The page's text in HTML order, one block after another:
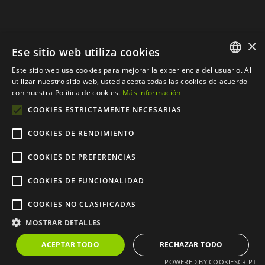
© Copyright 2012 - 2026 |
Web desarrollada por
los derechos reservados
SPANISH
×
Ese sitio web utiliza cookies
Este sitio web usa cookies para mejorar la experiencia del usuario. Al
utilizar nuestro sitio web, usted acepta todas las cookies de acuerdo
con nuestra Política de cookies. Más información
COOKIES ESTRICTAMENTE NECESARIAS
COOKIES DE RENDIMIENTO
COOKIES DE PREFERENCIAS
COOKIES DE FUNCIONALIDAD
COOKIES NO CLASIFICADAS
MOSTRAR DETALLES
ACEPTAR TODO RECHAZAR TODO
POWERED BY COOKIESCRIPT